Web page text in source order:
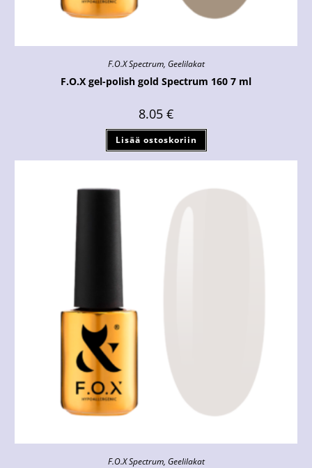
F.O.X Spectrum, Geelilakat
F.O.X gel-polish gold Spectrum 160 7 ml
8.05 €
Lisää ostoskoriin
F.O.X Spectrum, Geelilakat